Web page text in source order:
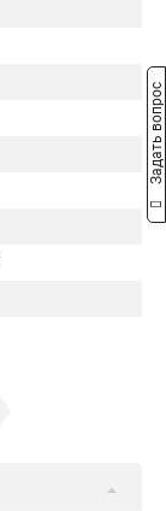
Задать вопрос